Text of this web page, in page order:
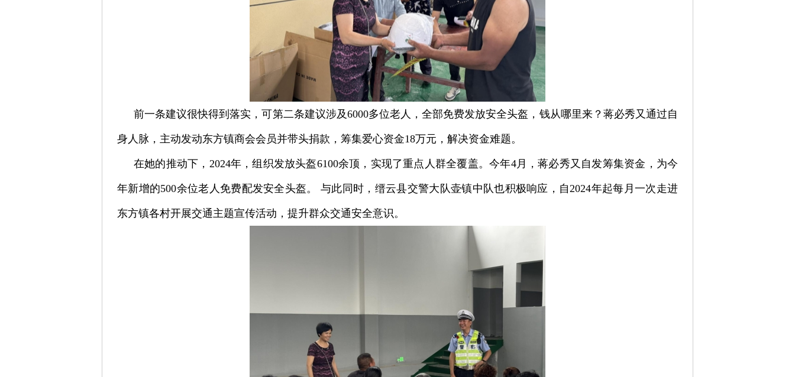
前一条建议很快得到落实，可第二条建议涉及6000多位老人，全部免费发放安全头盔，钱从哪里来？蒋必秀又通过自
身人脉，主动发动东方镇商会会员并带头捐款，筹集爱心资金18万元，解决资金难题。
在她的推动下，2024年，组织发放头盔6100余顶，实现了重点人群全覆盖。今年4月，蒋必秀又自发筹集资金，为今
年新增的500余位老人免费配发安全头盔。 与此同时，缙云县交警大队壶镇中队也积极响应，自2024年起每月一次走进
东方镇各村开展交通主题宣传活动，提升群众交通安全意识。